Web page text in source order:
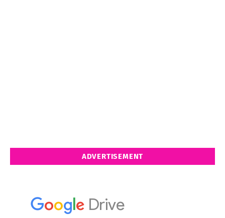
ADVERTISEMENT